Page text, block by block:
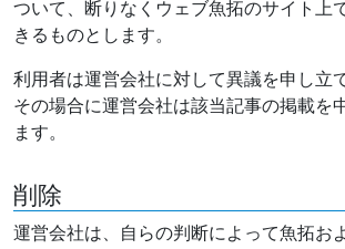
ついて、断りなくウェブ魚拓のサイト上
きるものとします。
利用者は運営会社に対して異議を申し立
その場合に運営会社は該当記事の掲載を
ます。
削除
運営会社は、自らの判断によって魚拓お